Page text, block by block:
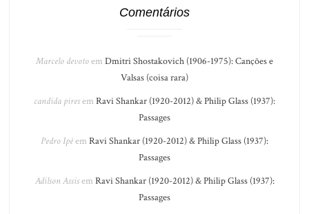
Comentários
Marcelo devotoem Dmitri Shostakovich (1906-1975): Canções e
Valsas (coisa rara)
candida piresem Ravi Shankar (1920-2012) & Philip Glass (1937):
Passages
Pedro Ipêem Ravi Shankar (1920-2012) & Philip Glass (1937):
Passages
Adilson Assisem Ravi Shankar (1920-2012) & Philip Glass (1937):
Passages